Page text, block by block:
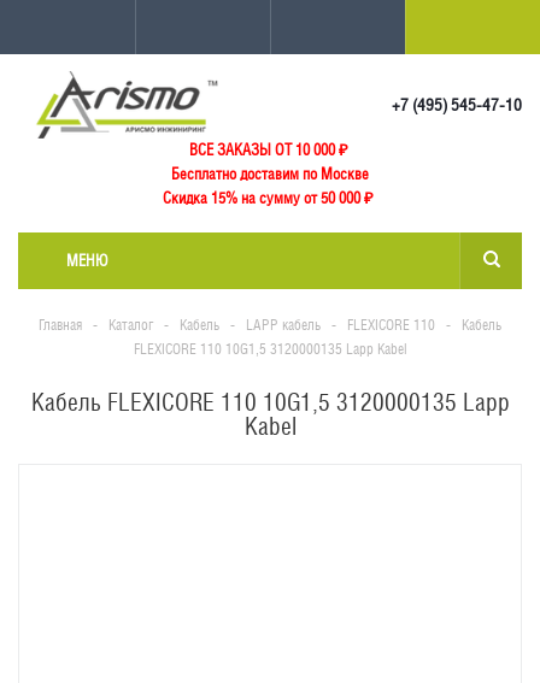
+7 (495) 545-47-10
ВСЕ ЗАКАЗЫ ОТ 10 000₽
Бесплатно доставим по Москве
Скидка 15% на сумму от 50 000 ₽
МЕНЮ
Главная - Каталог - Кабель - LAPP кабель - FLEXICORE 110 -
Кабель
FLEXICORE 110 10G1,5 3120000135 Lapp Kabel
Кабель FLEXICORE 110 10G1,5 3120000135 Lapp
Kabel